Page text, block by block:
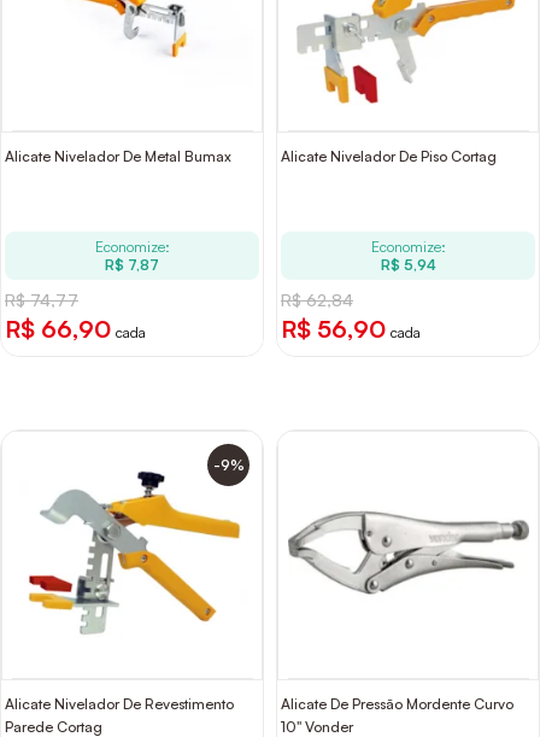
Alicate Nivelador De Metal Bumax
Economize:
R$ 7,87
R$ 74,77
R$ 66,90 cada
Alicate Nivelador De Piso Cortag
Economize:
R$ 5,94
R$ 62,84
R$ 56,90 cada
-9%
Alicate Nivelador De Revestimento
Parede Cortag
Alicate De Pressão Mordente Curvo
10" Vonder